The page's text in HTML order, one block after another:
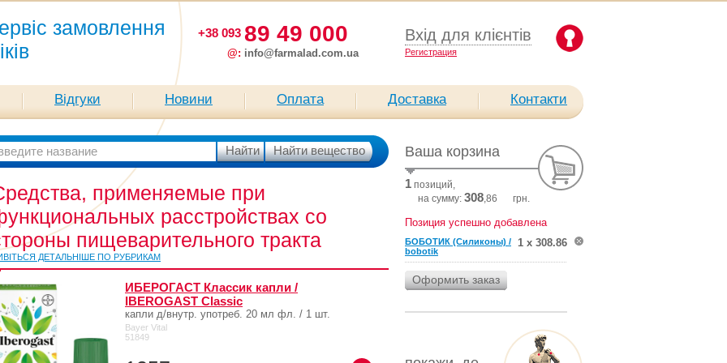
замовлення
+38 093 89 49 000
@: info@farmalad.com.ua
Вхід для клієнтів
Pегистрация
Відгуки Новини Оплата Доставка Контакти
применяемые при
расстройствах со
пищеварительного тракта
ДЕТАЛЬНІШЕ ПО РУБРИКАМ
ИБЕРОГАСТ Классик капли /
IBEROGAST Classic
капли д/внутр. употреб. 20 мл фл. / 1 шт.
Bayer Vital
51849
Ваша корзина
1 позиций,
на сумму: 308,86 грн.
Позиция успешно добавлена
БОБОТИК (Силиконы) /
bobotik
1 х 308.86